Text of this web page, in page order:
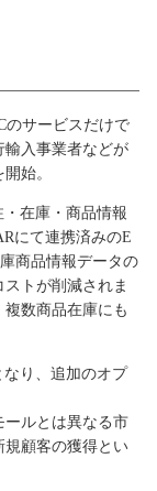
のサービスだけで
輸入事業者などが
始。
在庫・商品情報
にて連携済みのE
商品情報データの
トが削減されま
数商品在庫にも
なり、追加のオプ
ールとは異なる市
顧客の獲得とい